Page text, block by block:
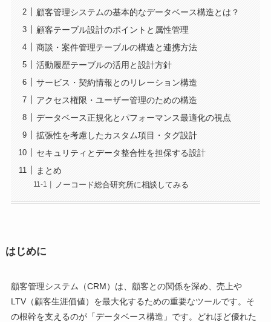
顧客管理システムの基本的なデータベース構造とは？
顧客テーブル設計のポイントと属性管理
商談・案件管理テーブルの構造と連携方法
活動履歴テーブルの活用と設計方針
サービス・契約情報とのリレーション構造
アクセス権限・ユーザー管理のための構造
データベース正規化とパフォーマンス最適化の視点
拡張性を考慮したカスタム項目・タグ設計
セキュリティとデータ整合性を担保する設計
まとめ
ノーコード総合研究所に相談してみる
はじめに
顧客管理システム（CRM）は、顧客との関係を深め、売上や
LTV（顧客生涯価値）を最大化するための重要なツールです。そ
の根幹を支えるのが「データベース構造」です。どれほど優れた